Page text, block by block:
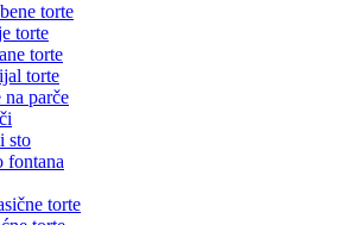
torte
torte
torte
torte
na parče
sto
fontana
torte